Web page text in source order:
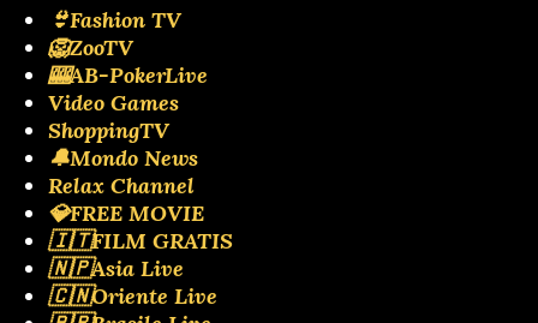
👙Fashion TV
🦁ZooTV
🎰AB-PokerLive
Video Games
ShoppingTV
🔔Mondo News
Relax Channel
💎FREE MOVIE
🇮🇹FILM GRATIS
🇳🇵Asia Live
🇨🇳Oriente Live